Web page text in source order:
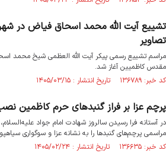
تشییع آیت الله محمد اسحاق فیاض در
تصاویر
مراسم تشییع رسمی پیکر آیت الله العظمی شیخ محمد
مقدس کاظمیین آغاز شد.
کد خبر: ۱۳۶۷۸۹ تاریخ انتشار : ۱۴۰۵/۰۳/۱۵
پرچم‌ عزا بر فراز گنبدهای حرم کاظمین
در آستانه فرا رسیدن سالروز شهادت امام جواد
مراسمی پرچم‌های گنبدها را به نشانه عزا و سوگواری
کد خبر: ۱۳۶۶۳۵ تاریخ انتشار : ۱۴۰۵/۰۲/۲۴